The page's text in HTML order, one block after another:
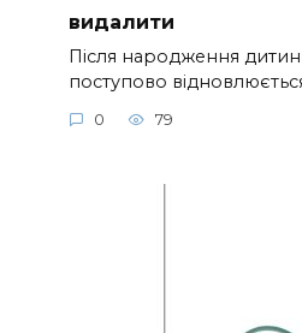
видалити
Після народження
поступово
0 79